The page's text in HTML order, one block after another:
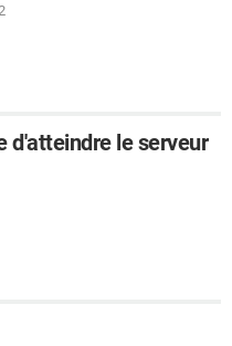
d'atteindre le serveur